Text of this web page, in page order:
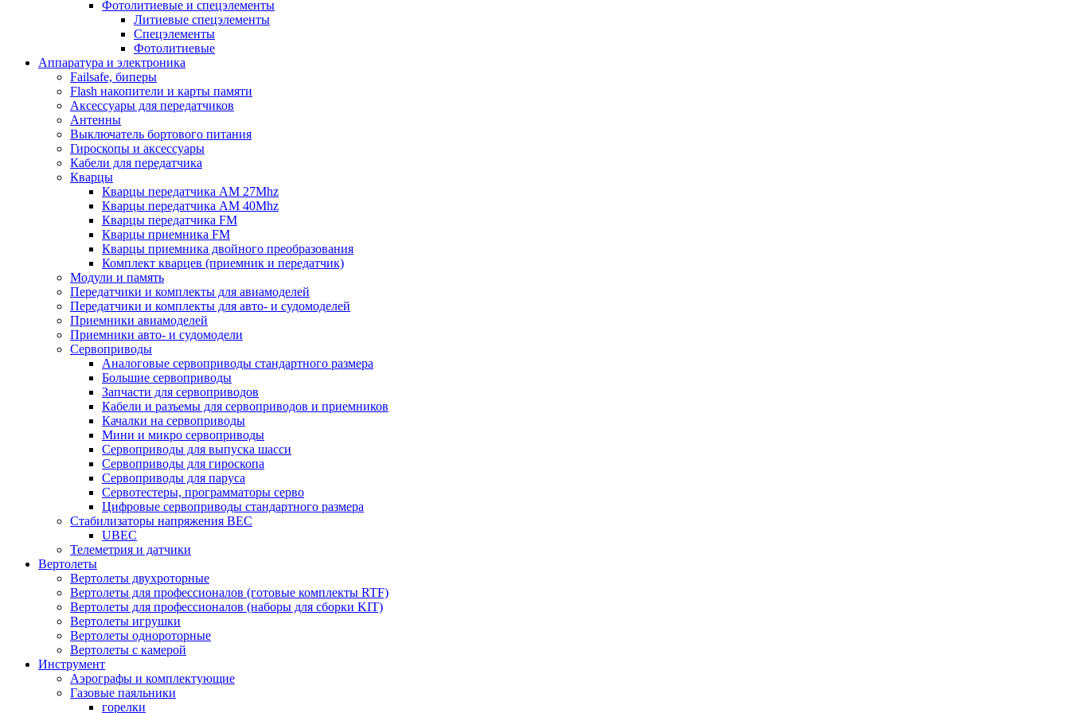
Фотолитиевые и спецэлементы
Литиевые спецэлементы
Спецэлементы
Фотолитиевые
Аппаратура и электроника
Failsafe, биперы
Flash накопители и карты памяти
Аксессуары для передатчиков
Антенны
Выключатель бортового питания
Гироскопы и аксессуары
Кабели для передатчика
Кварцы
Кварцы передатчика AM 27Mhz
Кварцы передатчика AM 40Mhz
Кварцы передатчика FM
Кварцы приемника FM
Кварцы приемника двойного преобразования
Комплект кварцев (приемник и передатчик)
Модули и память
Передатчики и комплекты для авиамоделей
Передатчики и комплекты для авто- и судомоделей
Приемники авиамоделей
Приемники авто- и судомодели
Сервоприводы
Аналоговые сервоприводы стандартного размера
Большие сервоприводы
Запчасти для сервоприводов
Кабели и разъемы для сервоприводов и приемников
Качалки на сервоприводы
Мини и микро сервоприводы
Сервоприводы для выпуска шасси
Сервоприводы для гироскопа
Сервоприводы для паруса
Сервотестеры, программаторы серво
Цифровые сервоприводы стандартного размера
Стабилизаторы напряжения BEC
UBEC
Телеметрия и датчики
Вертолеты
Вертолеты двухроторные
Вертолеты для профессионалов (готовые комплекты RTF)
Вертолеты для профессионалов (наборы для сборки KIT)
Вертолеты игрушки
Вертолеты однороторные
Вертолеты с камерой
Инструмент
Аэрографы и комплектующие
Газовые паяльники
горелки